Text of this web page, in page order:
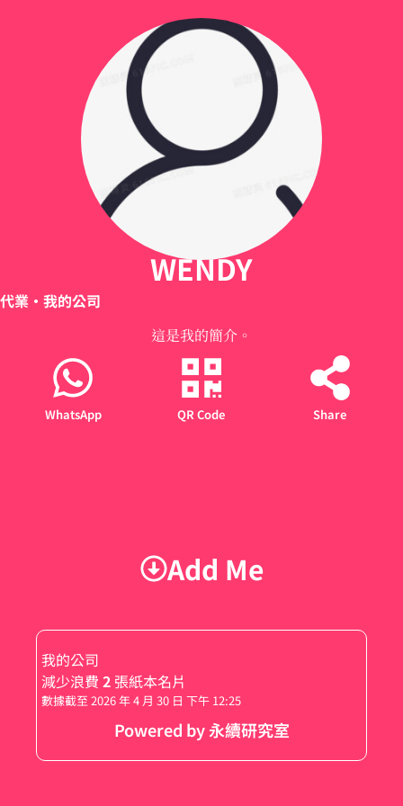
WENDY
代業 •我的公司
這是我的簡介。
WhatsApp QR Code Share
Add Me
我的公司
減少浪費 2 張紙本名片
數據截至 2026 年 4 月 30 日 下午 12:25
Powered by 永續研究室